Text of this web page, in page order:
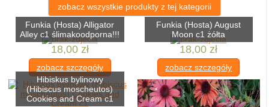
zobacz wszystkie produkty z tej kategorii
Funkia (Hosta) Alligator
Alley c1 ślimakoodporna!!!
18,00 zł
zobacz szczegóły
Funkia (Hosta) August
Moon c1 żółta
18,00 zł
zobacz szczegóły
Hibiskus bylinowy
(Hibiscus moscheutos)
Cookies and Cream c1